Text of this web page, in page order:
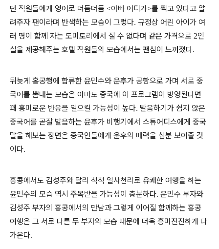
던 직원들에게 영어로 더듬더듬 <아빠 어디가>를 찍고 있다고 알
려주자 팬이라며 반색하는 모습이 그렇다. 규정상 어린 아이가 여
러 명이 함께 자는 도미토리에서 잘 수 없다며 같은 가격으로 2인
실을 제공해주는 호텔 직원들의 모습에서는 팬심이 느껴졌다.
뒤늦게 홍콩행에 합류한 윤민수와 윤후가 공항으로 가며 서로 중
국어를 뽐내는 모습은 아마도 중국에 이 프로그램이 방영된다면
꽤 흥미로운 반응을 일으킬 가능성이 높다. 발음하기가 쉽지 않은
중국어를 곧잘 발음하는 윤후가 비행기에서 스튜어디스에게 중국
말을 해보는 장면은 중국인들에게 윤후의 매력을 십분 보여줄 것
이다.
홍콩에서도 김성주와 달리 척척 일사천리로 유쾌한 여행을 하는
윤민수의 모습 역시 주목받을 가능성이 충분하다. 윤민수 부자와
김성주 부자의 홍콩에서의 만남과 그렇게 이어질 함께하는 홍콩
여행은 그 서로 다른 두 부자의 모습 때문에 더욱 흥미진진하게 다
가온다.